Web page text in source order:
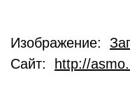
Изображение:
Сайт:
http://